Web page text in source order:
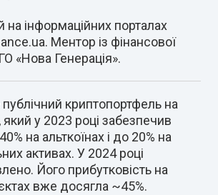
на інформаційних порталах
Ментор із фінансової
«Нова Генерація».
криптопортфель на
який у 2023 році забезпечив
на альткоїнах і до 20% на
активах. У 2024 році
Його прибутковість на
вже досягла ~45%.